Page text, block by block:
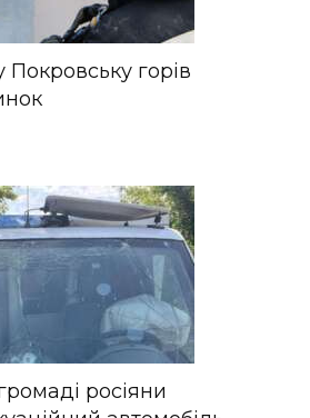
Покровську горів
росіяни